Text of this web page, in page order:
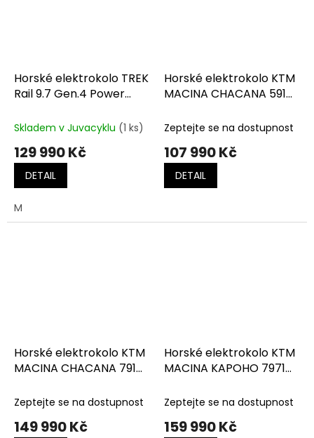
Horské elektrokolo TREK
Rail 9.7 Gen.4 Power
Skladem v Juvacyklu (1 ks)
129 990 Kč
DETAIL
M
Horské elektrokolo KTM
MACINA CHACANA 591
(silver+black)
Zeptejte se na dostupnost
107 990 Kč
DETAIL
Horské elektrokolo KTM
MACINA CHACANA 791
(black+grey+orange)
Zeptejte se na dostupnost
149 990 Kč
Horské elektrokolo KTM
MACINA KAPOHO 7971
Zeptejte se na dostupnost
159 990 Kč